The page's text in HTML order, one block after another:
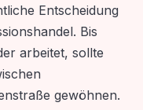
Entscheidung
Bis
arbeitet, sollte
gewöhnen.